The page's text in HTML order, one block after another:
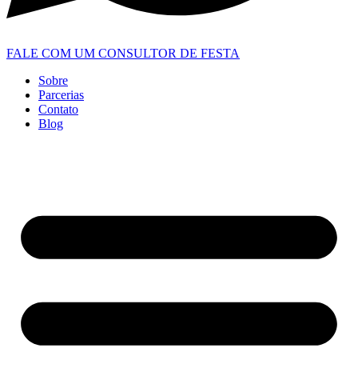
FALE COM UM CONSULTOR DE FESTA
Sobre
Parcerias
Contato
Blog